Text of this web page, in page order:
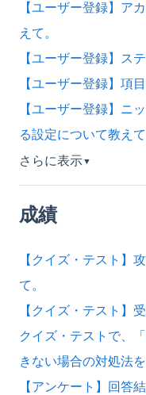
【ユーザー登録】ア
えて。
【ユーザー登録】ス
【ユーザー登録】項
【ユーザー登録】ニ
る設定について教えて
さらに表示▼
成績
【クイズ・テスト】
て。
【クイズ・テスト】
クイズ・テストで、
きない場合の対処法を
【アンケート】回答